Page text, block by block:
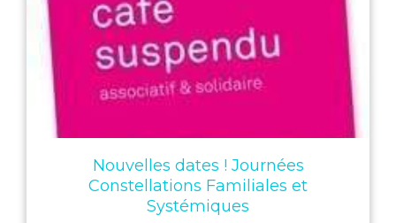
Nouvelles dates ! Journées
Constellations Familiales et
Systémiques